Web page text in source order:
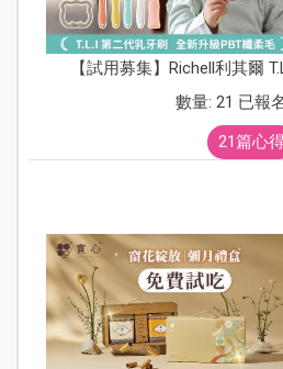
【試用募集】Richell利其爾
數量: 21 已報
21篇心